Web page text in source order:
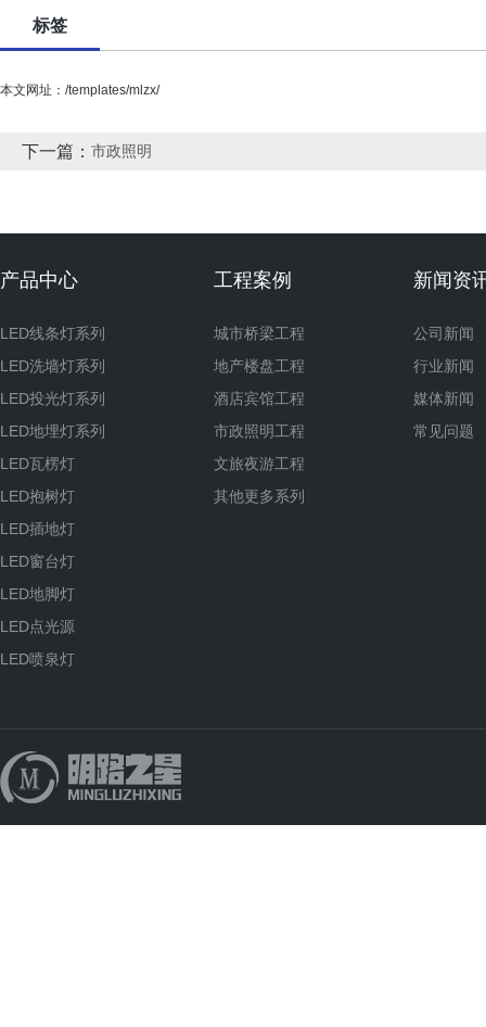
标签
本文网址：/templates/mlzx/
下一篇： 市政照明
产品中心
LED线条灯系列
LED洗墙灯系列
LED投光灯系列
LED地埋灯系列
LED瓦楞灯
LED抱树灯
LED插地灯
LED窗台灯
LED地脚灯
LED点光源
LED喷泉灯
工程案例
城市桥梁工程
地产楼盘工程
酒店宾馆工程
市政照明工程
文旅夜游工程
其他更多系列
新闻资
公司新闻
行业新闻
媒体新闻
常见问题